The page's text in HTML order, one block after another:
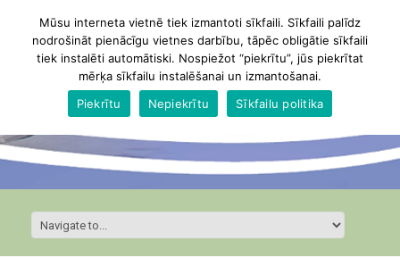
Mūsu interneta vietnē tiek izmantoti sīkfaili. Sīkfaili palīdz
nodrošināt pienācīgu vietnes darbību, tāpēc obligātie sīkfaili
tiek instalēti automātiski. Nospiežot “piekrītu”, jūs piekrītat
mērķa sīkfailu instalēšanai un izmantošanai.
Piekrītu
Nepiekrītu Sīkfailu politika